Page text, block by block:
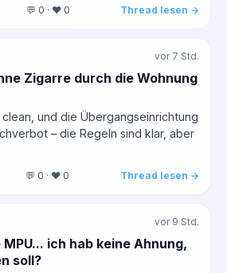
💬 0 · ❤️ 0 Thread lesen →
vor 7 Std.
Zigarre durch die Wohnung
und die Übergangseinrichtung
– die Regeln sind klar, aber
💬 0 · ❤️ 0 Thread lesen →
vor 9 Std.
ich hab keine Ahnung,
soll?